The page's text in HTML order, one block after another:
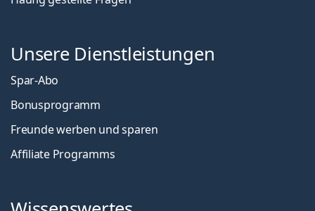
Unsere Dienstleistungen
Spar-Abo
Bonusprogramm
Freunde werben und sparen
Affiliate Programms